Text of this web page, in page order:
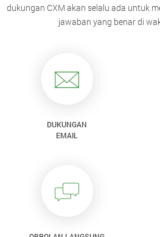
dukungan CXM akan selalu ada untuk
jawaban yang benar di
DUKUNGAN
EMAIL